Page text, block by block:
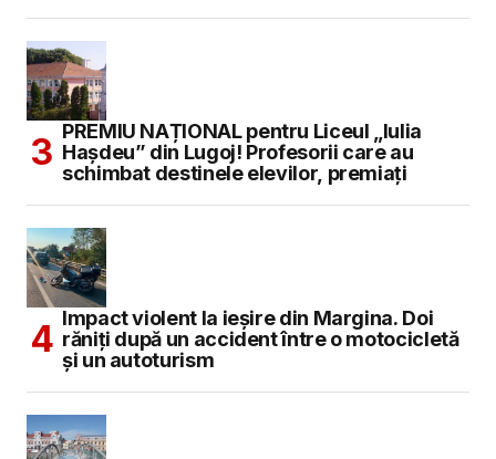
PREMIU NAȚIONAL pentru Liceul „Iulia
Hașdeu” din Lugoj! Profesorii care au
schimbat destinele elevilor, premiați
Impact violent la ieșire din Margina. Doi
răniți după un accident între o motocicletă
și un autoturism